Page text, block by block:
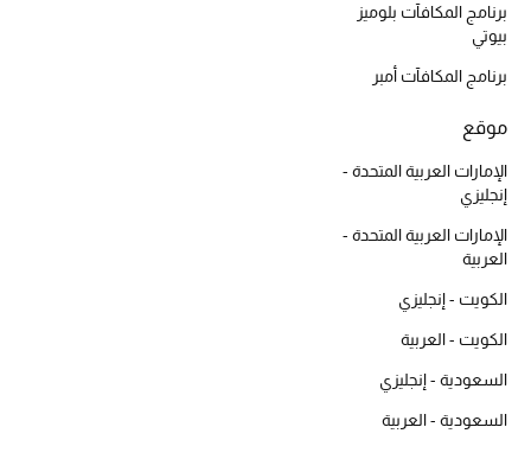
برنامج المكافآت بلوميز
بيوتي
برنامج المكافآت أمبر
موقع
الإمارات العربية المتحدة -
إنجليزي
الإمارات العربية المتحدة -
العربية
الكويت - إنجليزي
الكويت - العربية
السعودية - إنجليزي
السعودية - العربية